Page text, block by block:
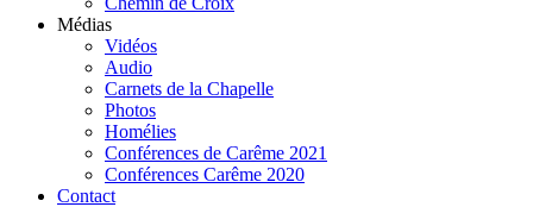
Médias
Vidéos
Audio
Carnets de la Chapelle
Photos
Homélies
Conférences de Carême 2021
Conférences Carême 2020
Contact